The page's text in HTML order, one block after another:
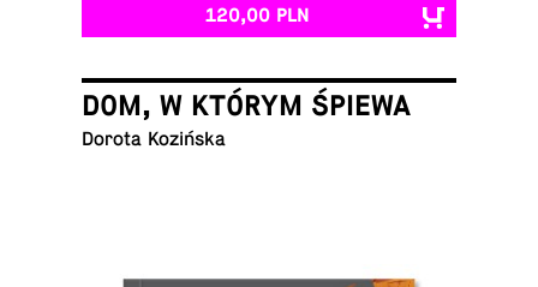
120,00 PLN
DOM, W KTÓRYM ŚPIEWA
Dorota Kozińska